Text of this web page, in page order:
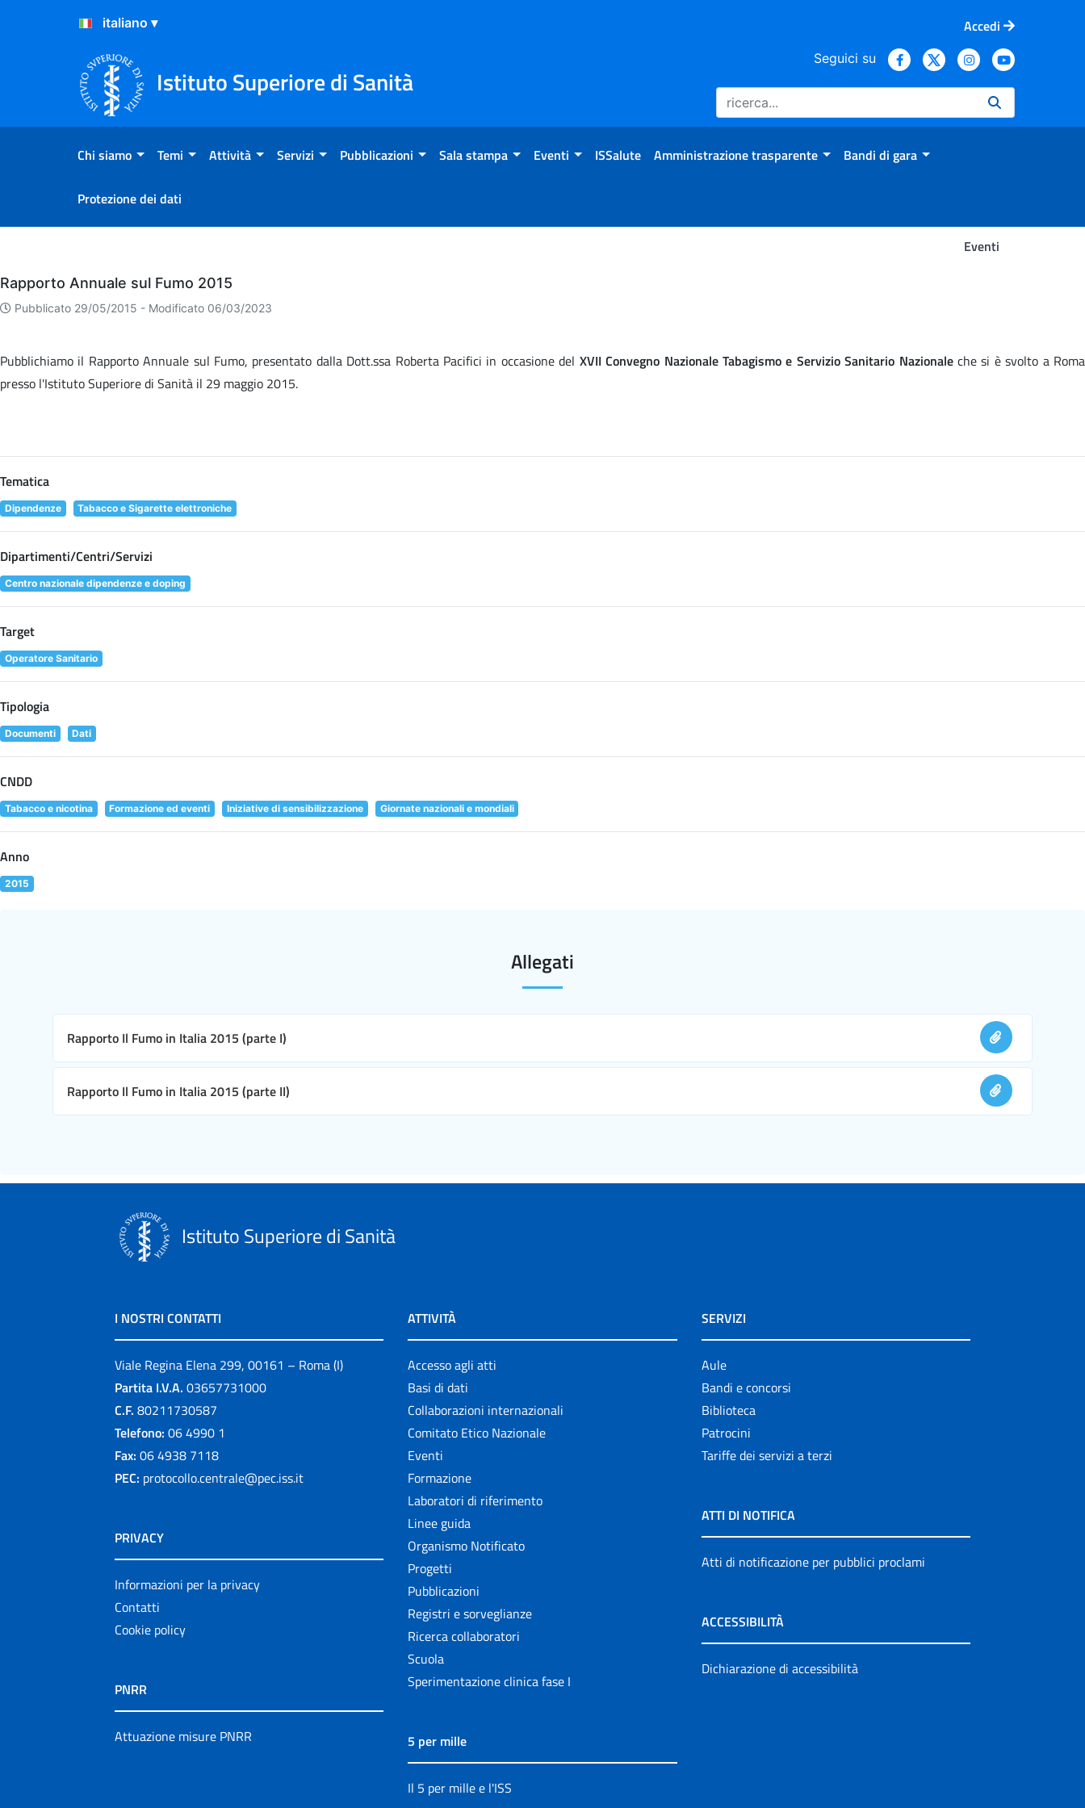
Salta al Contenuto
Salta al Footer
Accedi
Istituto Superiore di Sanità
Seguici su
Chi siamo Temi Attività Servizi Pubblicazioni Sala stampa Eventi ISSalute Amministrazione trasparente Bandi di gara
Protezione dei dati
Eventi
Eventi
Rapporto Annuale sul Fumo 2015
Pubblicato 29/05/2015 - Modificato 06/03/2023
Pubblichiamo il Rapporto Annuale sul Fumo, presentato dalla Dott.ssa Roberta Pacifici in occasione del XVII Convegno Nazionale Tabagismo e Servizio Sanitario Nazionale che si è svolto a Roma
presso l'Istituto Superiore di Sanità il 29 maggio 2015.
Tematica
Dipendenze Tabacco e Sigarette elettroniche
Dipartimenti/Centri/Servizi
Centro nazionale dipendenze e doping
Target
Operatore Sanitario
Tipologia
Documenti Dati
CNDD
Tabacco e nicotina Formazione ed eventi Iniziative di sensibilizzazione Giornate nazionali e mondiali
Anno
2015
Allegati
Rapporto Il Fumo in Italia 2015 (parte I)
Rapporto Il Fumo in Italia 2015 (parte II)
Istituto Superiore di Sanità
I NOSTRI CONTATTI
Viale Regina Elena 299, 00161 – Roma (I)
Partita I.V.A. 03657731000
C.F. 80211730587
Telefono: 06 4990 1
Fax: 06 4938 7118
PEC: protocollo.centrale@pec.iss.it
PRIVACY
Informazioni per la privacy
Contatti
Cookie policy
PNRR
Attuazione misure PNRR
ATTIVITÀ
Accesso agli atti
Basi di dati
Collaborazioni internazionali
Comitato Etico Nazionale
Eventi
Formazione
Laboratori di riferimento
Linee guida
Organismo Notificato
Progetti
Pubblicazioni
Registri e sorveglianze
Ricerca collaboratori
Scuola
Sperimentazione clinica fase I
5 per mille
Il 5 per mille e l'ISS
SERVIZI
Aule
Bandi e concorsi
Biblioteca
Patrocini
Tariffe dei servizi a terzi
ATTI DI NOTIFICA
Atti di notificazione per pubblici proclami
ACCESSIBILITÀ
Dichiarazione di accessibilità